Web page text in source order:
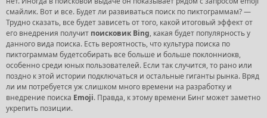
смайлик. Вот и все. Будет ли развиваться поиск по пиктограммам? —
Трудно сказать, все будет зависеть от того, какой итоговый эффект от
его внедрения получит поисковик Bing, какая будет популярность у
данного вида поиска. Есть вероятность, что культура поиска по
пиктограммам будетсобирать все больше и больше поклонниокв,
особенно среди юных пользователей. Если так случится, то рано или
поздно к этой истории подключаться и остальные гиганты рынка. Вряд
ли им потребуется уж слишком много времени на разработку и
внедрение поиска Emoji. Правда, к этому времени Бинг может заметно
укрепить позиции.